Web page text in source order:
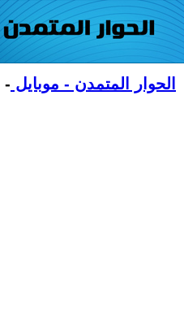
الحوار المتمدن - موبايل -